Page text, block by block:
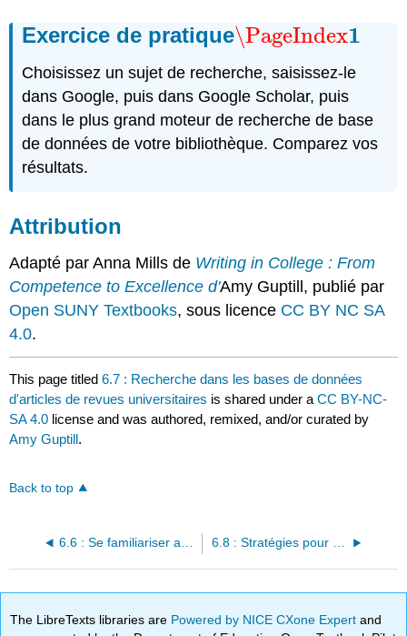
Exercice de pratique\PageIndex1
\PageIndex1
Choisissez un sujet de recherche, saisissez-le
dans Google, puis dans Google Scholar, puis
dans le plus grand moteur de recherche de base
de données de votre bibliothèque. Comparez vos
résultats.
Attribution
Adapté par Anna Mills de Writing in College : From
Competence to Excellence d'Amy Guptill, publié par
Open SUNY Textbooks, sous licence CC BY NC SA
4.0.
This page titled6.7 : Recherche dans les bases de données
d'articles de revues universitaires is shared under aCC BY-NC-
SA 4.0 license and was authored, remixed, and/or curated by
Amy Guptill.
Back to top
6.6 : Se familiariser avec les articles de revues universitaires 6.8 : Stratégies pour chaque phase du processus de recherche
The LibreTexts libraries are Powered by NICE CXone Expertand